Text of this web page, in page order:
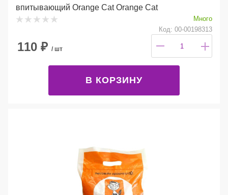
впитывающий Orange Cat Orange Cat
Много
Код: 00-00198313
110 ₽ / шт
В КОРЗИНУ